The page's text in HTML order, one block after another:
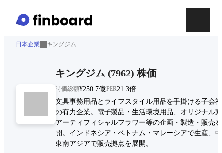
日本企業 キングジム
キングジム (7962) 株価
時価総額¥250.7億PER21.3倍
文具事務用品とライフスタイル用品を手掛ける子会
の有力企業。電子製品・生活環境用品、オリジナル
アーティフィシャルフラワー等の企画・製造・販売
開。インドネシア・ベトナム・マレーシアで生産、
東南アジアで販売拠点を展開。